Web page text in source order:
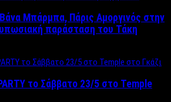
Μπάρμπα, Πάρις Αμοργινός στην
παράσταση του Τάκη
το Σάββατο 23/5 στο Temple